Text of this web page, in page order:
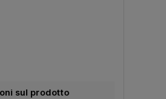
sul prodotto